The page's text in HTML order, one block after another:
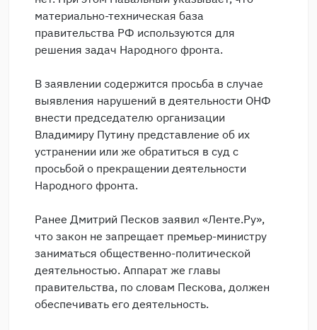
материально-техническая база
правительства РФ используются для
решения задач Народного фронта.
В заявлении содержится просьба в случае
выявления нарушений в деятельности ОНФ
внести председателю организации
Владимиру Путину представление об их
устранении или же обратиться в суд с
просьбой о прекращении деятельности
Народного фронта.
Ранее Дмитрий Песков заявил «Ленте.Ру»,
что закон не запрещает премьер-министру
заниматься общественно-политической
деятельностью. Аппарат же главы
правительства, по словам Пескова, должен
обеспечивать его деятельность.